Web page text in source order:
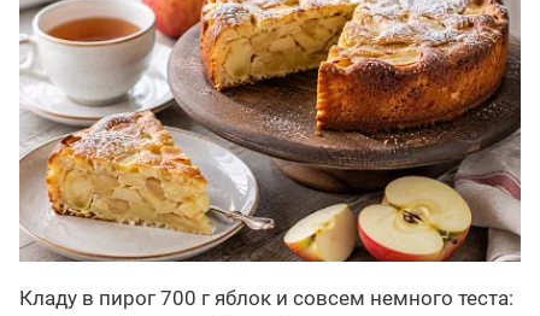
Кладу в пирог 700 г яблок и совсем немного теста: